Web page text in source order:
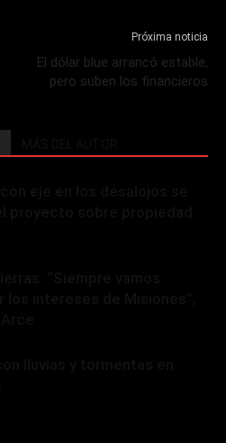
Próxima noticia
El dólar blue arrancó estable,
pero suben los financieros